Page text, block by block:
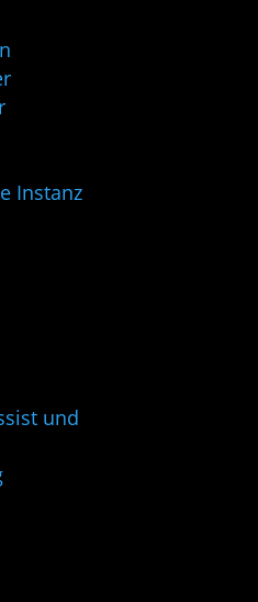
Instanz
und